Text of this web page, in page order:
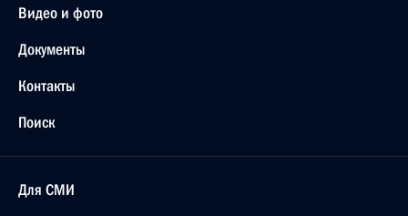
Видео и фото
Документы
Контакты
Поиск
Для СМИ